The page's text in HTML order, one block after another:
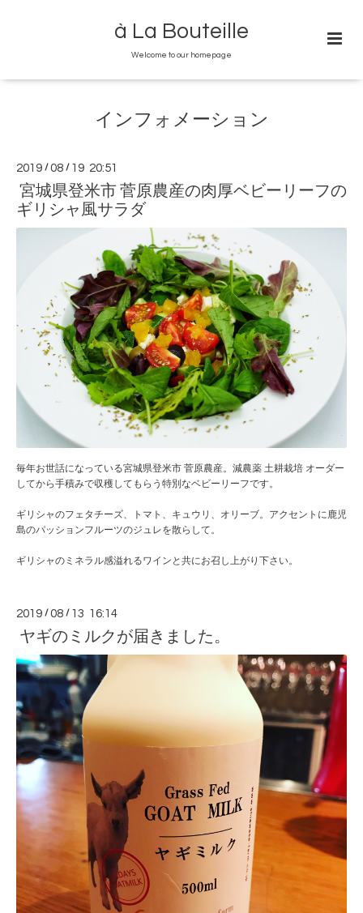
à La Bouteille
Welcome to our homepage
インフォメーション
2019 /08 / 19 20:51
宮城県登米市 菅原農産の肉厚ベビーリーフの
ギリシャ風サラダ
毎年お世話になっている宮城県登米市 菅原農産。減農薬 土耕栽培 オーダー
してから手積みで収穫してもらう特別なベビーリーフです。
ギリシャのフェタチーズ、トマト、キュウリ、オリーブ。アクセントに鹿児
島のパッションフルーツのジュレを散らして。
ギリシャのミネラル感溢れるワインと共にお召し上がり下さい。
2019 /08 / 13 16:14
ヤギのミルクが届きました。